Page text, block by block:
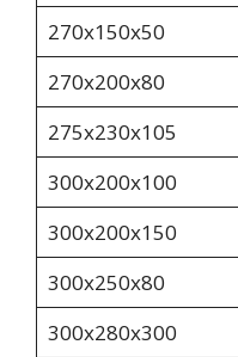
270х150х50
270х200х80
275х230х105
300х200х100
300x200x150
300х250х80
300х280х300